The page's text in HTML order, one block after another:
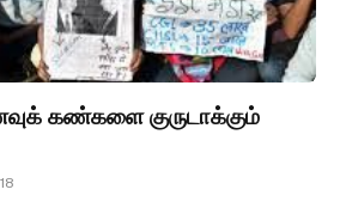
கண்களை குருடாக்கும்